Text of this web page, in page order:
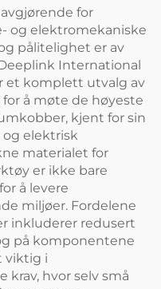
Linjemannstange
for
og elektromekaniske
pålitelighet er av
International
et komplett utvalg av
å møte de høyeste
kjent for sin
elektrisk
materialet for
er ikke bare
å levere
miljøer. Fordelene
inkluderer redusert
på komponentene
viktig i
krav, hvor selv små